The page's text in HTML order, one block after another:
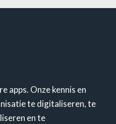
apps. Onze kennis en
te digitaliseren, te
en te